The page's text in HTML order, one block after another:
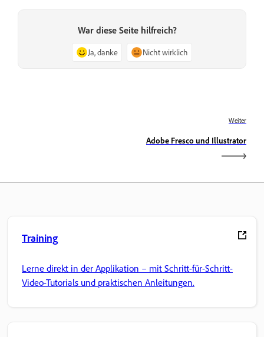
War diese Seite hilfreich?
Ja, danke Nicht wirklich
Weiter
Adobe Fresco und Illustrator
Training
Lerne direkt in der Applikation – mit Schritt-für-Schritt-
Video-Tutorials und praktischen Anleitungen.